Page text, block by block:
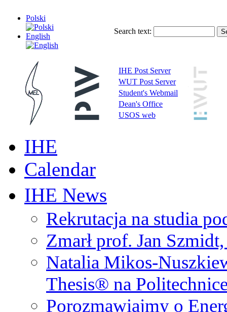
Polski
English
Search text:
IHE Post Server
WUT Post Server
Student's Webmail
Dean's Office
USOS web
IHE
Calendar
IHE News
Rekrutacja na studia
Zmarł prof. Jan
Natalia Mikos-
Thesis® na
Porozmawiajmy o